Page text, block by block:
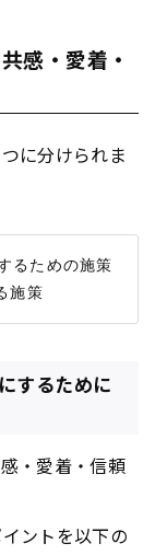
感・愛着・
に分けられま
るための施策
するために
・愛着・信頼
ントを以下の